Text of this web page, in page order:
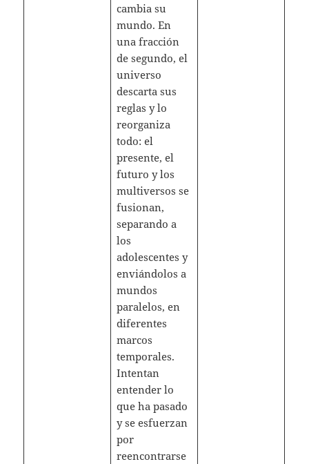
cambia su
mundo. En
una fracción
de segundo, el
universo
descarta sus
reglas y lo
reorganiza
todo: el
presente, el
futuro y los
multiversos se
fusionan,
separando a
los
adolescentes y
enviándolos a
mundos
paralelos, en
diferentes
marcos
temporales.
Intentan
entender lo
que ha pasado
y se esfuerzan
por
reencontrarse